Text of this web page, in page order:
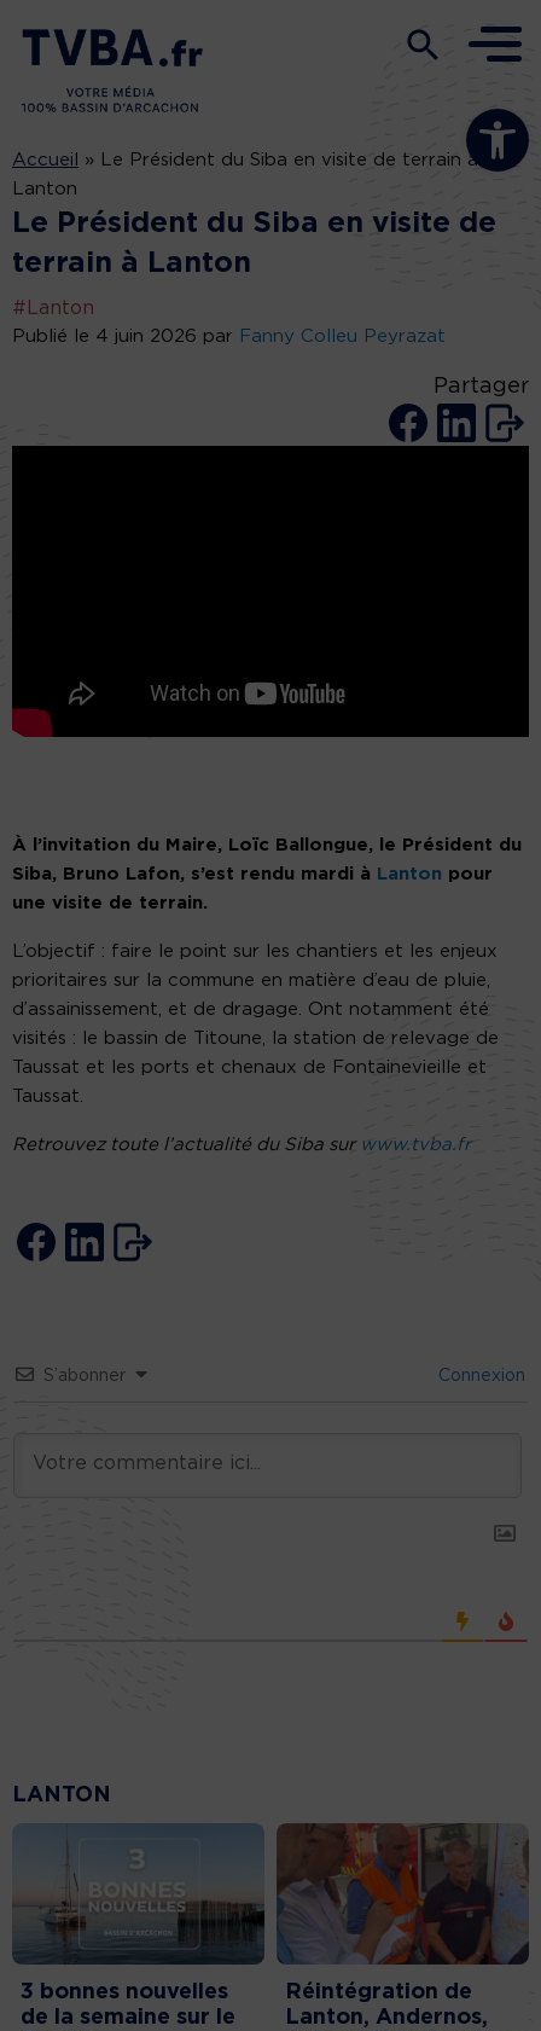
Ouvrir la
Accueil »
Le Président du Siba en visite de terrain à
Lanton
Le Président du Siba en visite de
terrain à Lanton
#Lanton
Publié le 4 juin 2026 par Fanny Colleu Peyrazat
Partager
À l’invitation du Maire, Loïc Ballongue, le Président du
Siba, Bruno Lafon, s’est rendu mardi à Lanton pour
une visite de terrain.
L’objectif : faire le point sur les chantiers et les enjeux
prioritaires sur la commune en matière d’eau de pluie,
d’assainissement, et de dragage. Ont notamment été
visités : le bassin de Titoune, la station de relevage de
Taussat et les ports et chenaux de Fontainevieille et
Taussat.
Retrouvez toute l’actualité du Siba sur www.tvba.fr
S’abonner Connexion
LANTON
3 bonnes nouvelles
de la semaine sur le
Réintégration de
Lanton, Andernos,